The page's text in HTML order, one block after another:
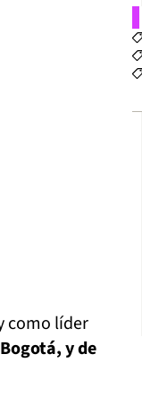
como líder
y de